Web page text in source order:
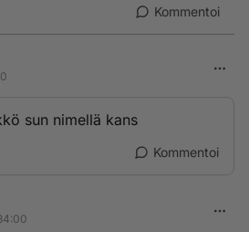
Kommentoi
sun nimellä kans
Kommentoi